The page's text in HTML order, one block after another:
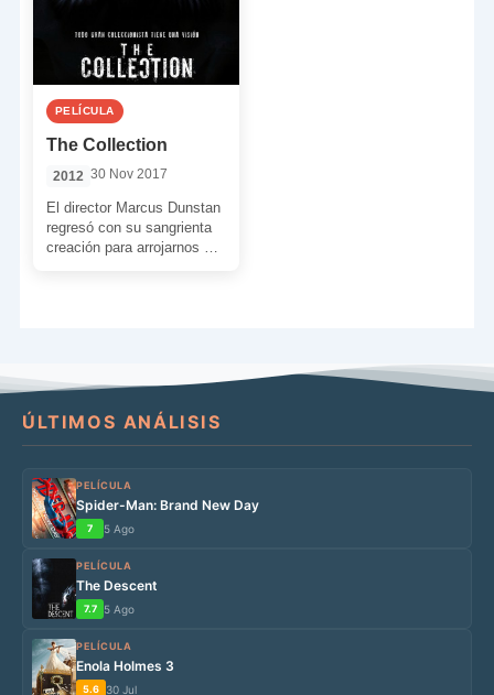
PELÍCULA
The Collection
2012 30 Nov 2017
El director Marcus Dunstan
regresó con su sangrienta
creación para arrojarnos a
ÚLTIMOS ANÁLISIS
PELÍCULA
Spider-Man: Brand New Day
7 5 Ago
PELÍCULA
The Descent
7.7 5 Ago
PELÍCULA
Enola Holmes 3
5.6 30 Jul